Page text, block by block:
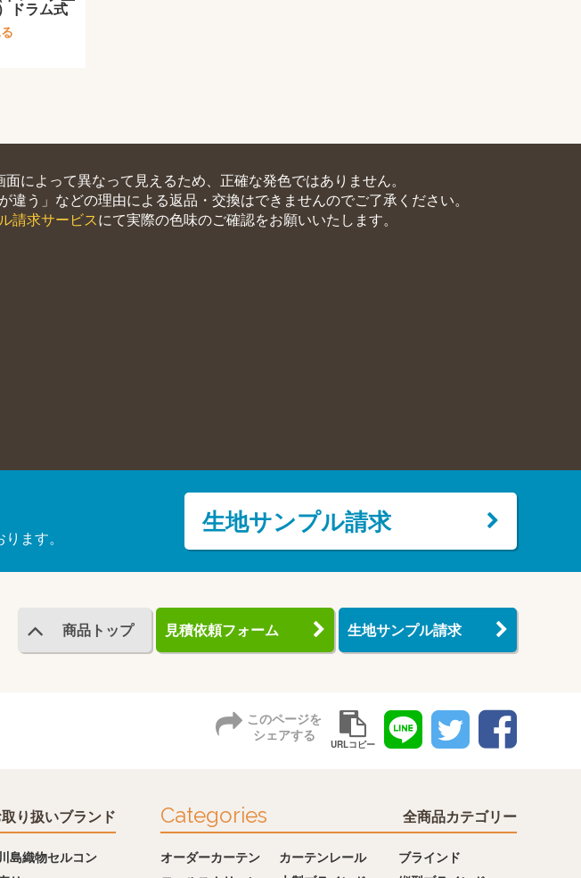
ドラム式
によって異なって見えるため、正確な発色ではありません。
違う」などの理由による返品・交換はできませんのでご了承ください。
請求サービスにて実際の色味のご確認をお願いいたします。
ます。
生地サンプル請求
商品トップ 見積依頼フォーム 生地サンプル請求
このページを
シェアする
URLコピー
り扱いブランド
川島織物セルコン
Categories 全商品カテゴリー
オーダーカーテン カーテンレール
ブラインド